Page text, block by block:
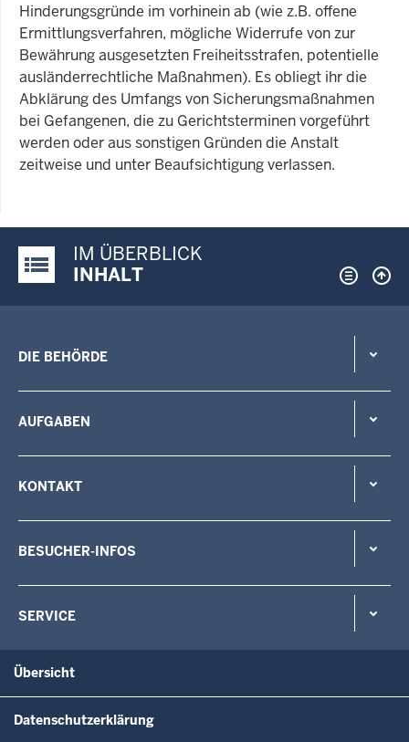
Hinderungsgründe im vorhinein ab (wie z.B. offene
Ermittlungsverfahren, mögliche Widerrufe von zur
Bewährung ausgesetzten Freiheitsstrafen, potentielle
ausländerrechtliche Maßnahmen). Es obliegt ihr die
Abklärung des Umfangs von Sicherungsmaßnahmen
bei Gefangenen, die zu Gerichtsterminen vorgeführt
werden oder aus sonstigen Gründen die Anstalt
zeitweise und unter Beaufsichtigung verlassen.
Justiz-Portal im Überblick:
IM ÜBERBLICK
INHALT
DIE BEHÖRDE
AUFGABEN
KONTAKT
BESUCHER-INFOS
SERVICE
Übersicht
Datenschutzerklärung